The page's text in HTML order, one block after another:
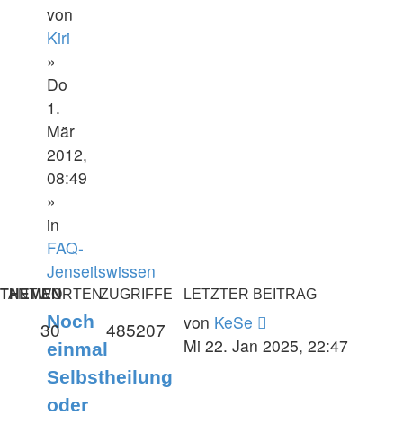
von
Kiri
»
Do
1.
Mär
2012,
08:49
»
in
FAQ-
Jenseitswissen
THEMEN
ANTWORTENZUGRIFFE LETZTER BEITRAG
Noch
einmal
Selbstheilung
oder
30 485207 von KeSe
Mi 22. Jan 2025, 22:47